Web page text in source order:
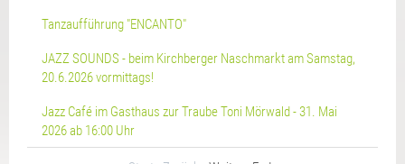
Tanzaufführung "ENCANTO"
JAZZ SOUNDS - beim Kirchberger Naschmarkt am Samstag,
20.6.2026 vormittags!
Jazz Café im Gasthaus zur Traube Toni Mörwald - 31. Mai
2026 ab 16:00 Uhr